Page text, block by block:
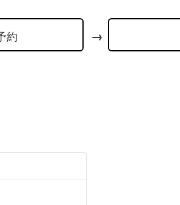
約